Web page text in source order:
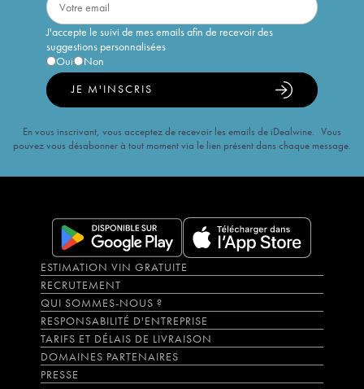
J'accepte le suivi de mes emails afin de recevoir des
suggestions personnalisées
Oui
Non
JE M'INSCRIS
En vous inscrivant, vous acceptez de recevoir les emails de iDealwine. Vous
pouvez vous désabonner à tout moment via le lien présent dans chaque message.
ESTIMATION VIN GRATUITE
RECRUTEMENT
QUI SOMMES-NOUS ?
RESPONSABILITÉ D'ENTREPRISE
TARIFS ET DÉLAIS DE LIVRAISON
DOMAINES PARTENAIRES
PRESSE